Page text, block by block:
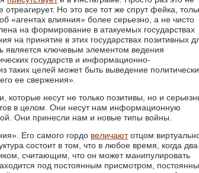
отреагирует. Но это все тот же спрут фейка,
об «агентах влияния» более серьезно, а не чисто
на формирование в атакуемых государствах
на принятие в этих государствах позитивных
является ключевым элементом ведения
государств и информационно-
таких целей может быть выведение
ее свержения».
несут не только позитивы, но и
в целом. Они несут нам информационную
Они принесли нам и новые типы войны.
Его самого гордо величаютотцом
состоит в том, что в любое время, когда два
считающим, что он может манипулировать
под постоянным присмотром,